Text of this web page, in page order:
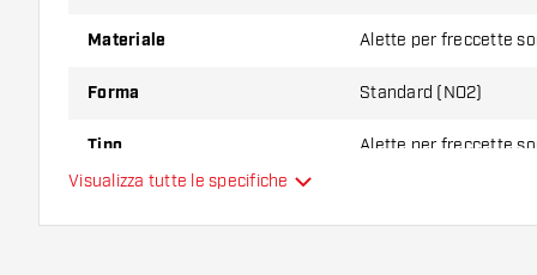
Provate una forma, un materiale o uno spessore
Materiale Alette per freccette
Forma Standard (NO2)
Tipo Alette per freccette
Visualizza tutte le specifiche